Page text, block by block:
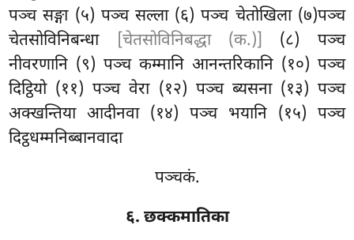
पञ्च सङ्गा (५) पञ्च सल्ला (६) पञ्च चेतोखिला (७)पञ्च
चेतसोविनिबन्धा
[चेतसोविनिबद्धा (क.)]
(८) पञ्च
नीवरणानि (९) पञ्च कम्मानि आनन्तरिकानि (१०) पञ्च
दिट्ठियो (११) पञ्च वेरा (१२) पञ्च ब्यसना (१३) पञ्च
अक्खन्तिया आदीनवा (१४) पञ्च भयानि (१५) पञ्च
दिट्ठधम्मनिब्बानवादा
पञ्चकं.
६. छक्कमातिका